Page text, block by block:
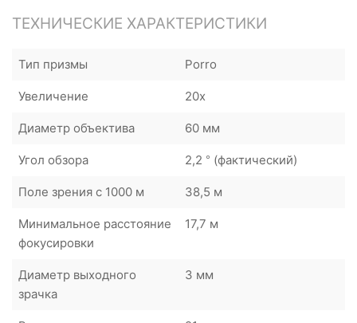
ТЕХНИЧЕСКИЕ ХАРАКТЕРИСТИКИ
Тип призмы Porro
Увеличение 20x
Диаметр объектива 60 мм
Угол обзора 2,2 ° (фактический)
Поле зрения с 1000 м 38,5 м
Минимальное расстояние
фокусировки
17,7 м
Диаметр выходного
зрачка
3 мм